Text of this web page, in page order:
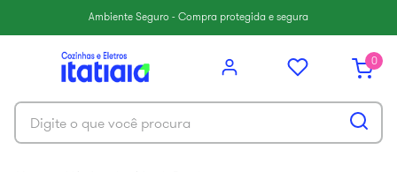
Ambiente Seguro - Compra protegida e segura
0
Digite o que você procura
balcão itatiaia
armário cozinha
9º
renova
new premium